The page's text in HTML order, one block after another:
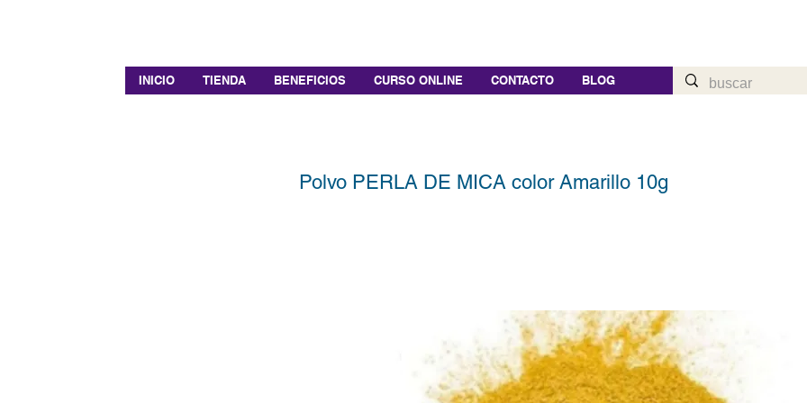
INICIO TIENDA BENEFICIOS CURSO ONLINE CONTACTO BLOG
Polvo PERLA DE MICA color Amarillo 10g